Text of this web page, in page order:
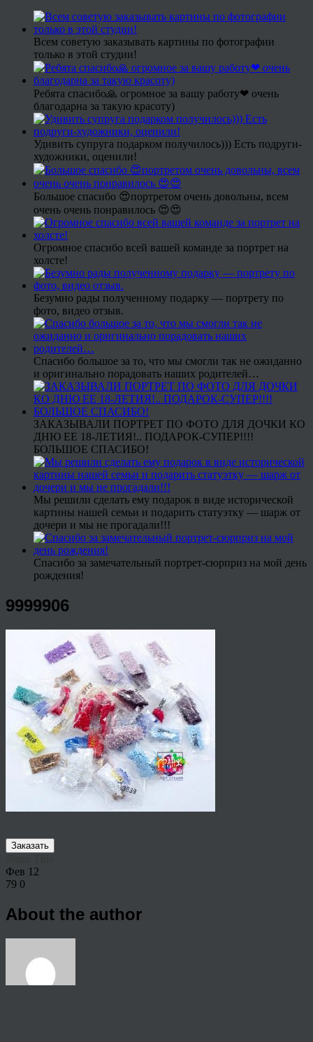
Всем советую заказывать картины по фотографии
только в этой студии!
Ребята спасибо🙏 огромное за вашу работу❤ очень
благодарна за такую красоту)
Удивить супруга подарком получилось))) Есть подруги-
художники, оценили!
Большое спасибо 😍портретом очень довольны, всем
очень очень понравилось 😍😍
Огромное спасибо всей вашей команде за портрет на
холсте!
Безумно рады полученному подарку — портрету по
фото, видео отзыв.
Спасибо большое за то, что мы смогли так не ожиданно
и оригинально порадовать наших родителей…
ЗАКАЗЫВАЛИ ПОРТРЕТ ПО ФОТО ДЛЯ ДОЧКИ КО
ДНЮ ЕЕ 18-ЛЕТИЯ!.. ПОДАРОК-СУПЕР!!!!
БОЛЬШОЕ СПАСИБО!
Мы решили сделать ему подарок в виде исторической
картины нашей семьи и подарить статуэтку — шарж от
дочери и мы не прогадали!!!
Спасибо за замечательный портрет-сюрприз на мой день
рождения!
9999906
Заказать
Фев 12
79 0
About the author